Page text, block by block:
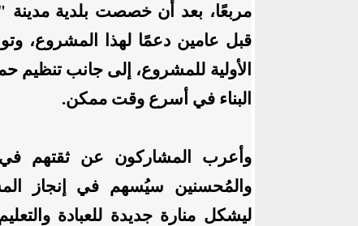
مربعًا، بعد أن خصصت بلدية مدينة
قبل عامين دعمًا لهذا المشروع،
الأولية للمشروع، إلى جانب تنظيم
البناء في أسرع وقت ممكن.
وأعرب المشاركون عن ثقتهم
والمُحسنين سيُسهم في إنجاز
ليشكل منارة جديدة للعبادة